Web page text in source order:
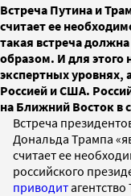
Встреча Путина и
считает ее
такая встреча
образом. И для
экспертных
Россией и США.
на Ближний Восток в
Встреча
Дональда Трампа
считает ее
российского
приводитагентство